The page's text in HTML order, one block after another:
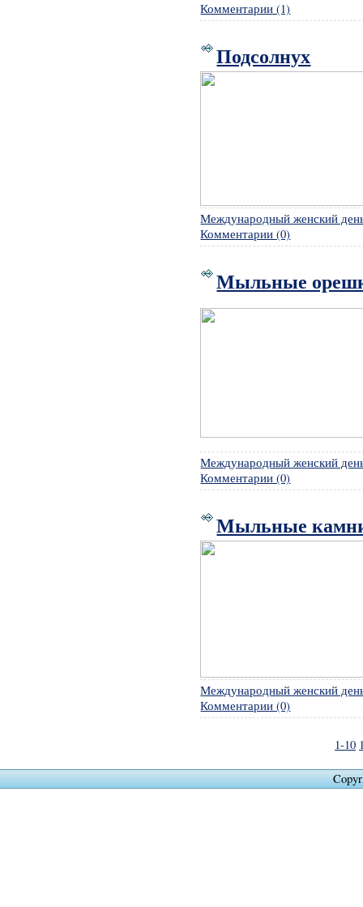
Комментарии (1)
Подсолнух
Международный женский
Комментарии (0)
Мыльные
Международный женский
Комментарии (0)
Мыльные
Международный женский
Комментарии (0)
1-10